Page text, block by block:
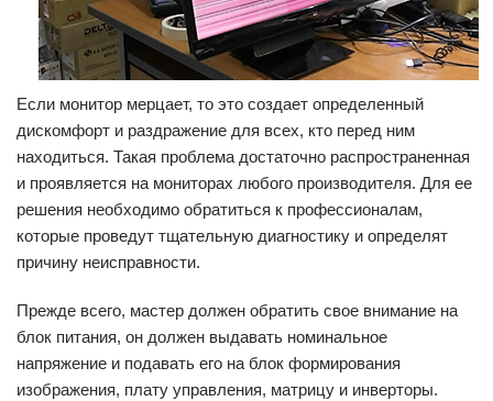
Если монитор мерцает, то это создает определенный
дискомфорт и раздражение для всех, кто перед ним
находиться. Такая проблема достаточно распространенная
и проявляется на мониторах любого производителя. Для ее
решения необходимо обратиться к профессионалам,
которые проведут тщательную диагностику и определят
причину неисправности.
Прежде всего, мастер должен обратить свое внимание на
блок питания, он должен выдавать номинальное
напряжение и подавать его на блок формирования
изображения, плату управления, матрицу и инверторы.